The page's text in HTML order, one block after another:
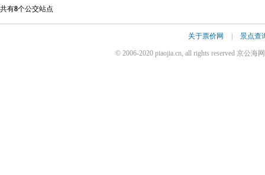
共有8个公交站点
关于票价网 | 景点查
© 2006-2020 piaojia.cn, all rights reserved 京公海